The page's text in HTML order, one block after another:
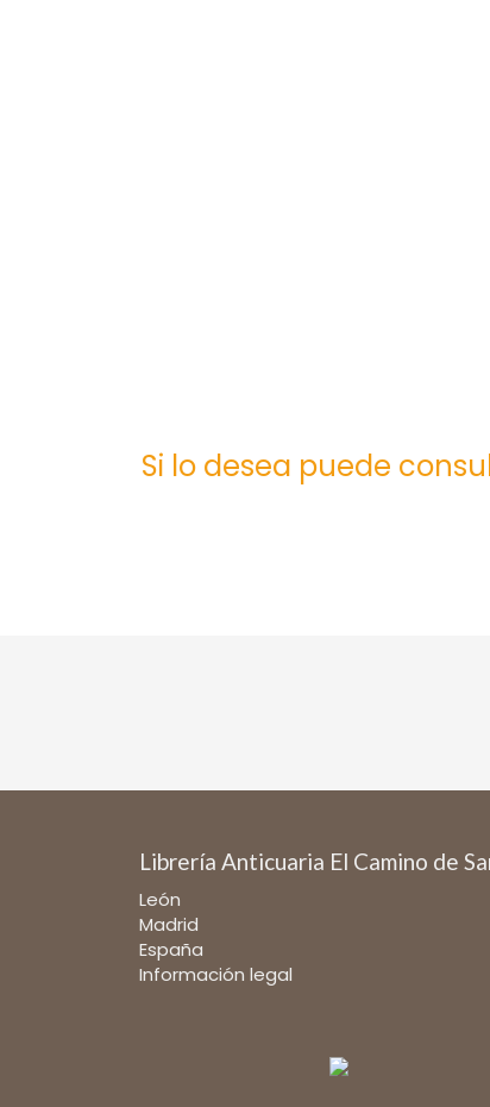
Si lo desea puede
Librería Anticuaria El Camino de
León
Madrid
España
Información legal